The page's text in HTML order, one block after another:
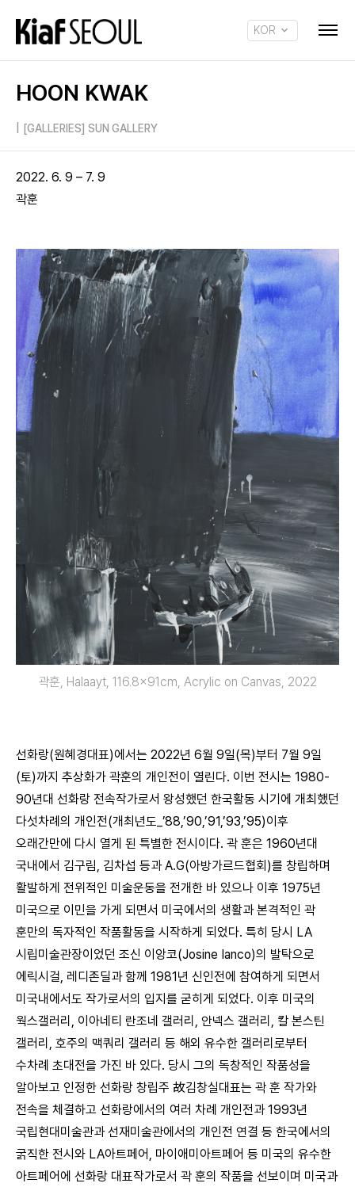
KOR
HOON KWAK
[GALLERIES] SUN GALLERY
2022. 6. 9 – 7. 9
곽훈
곽훈, Halaayt, 116.8x91cm, Acrylic on Canvas, 2022
선화랑(원혜경대표)에서는 2022년 6월 9일(목)부터 7월 9일
(토)까지 추상화가 곽훈의 개인전이 열린다. 이번 전시는 1980-
90년대 선화랑 전속작가로서 왕성했던 한국활동 시기에 개최했던
다섯차례의 개인전(개최년도_’88,’90,’91,’93,’95)이후
오래간만에 다시 열게 된 특별한 전시이다. 곽 훈은 1960년대
국내에서 김구림, 김차섭 등과 A.G(아방가르드협회)를 창립하며
활발하게 전위적인 미술운동을 전개한 바 있으나 이후 1975년
미국으로 이민을 가게 되면서 미국에서의 생활과 본격적인 곽
훈만의 독자적인 작품활동을 시작하게 되었다. 특히 당시 LA
시립미술관장이었던 조신 이앙코(Josine Ianco)의 발탁으로
에릭시걸, 레디존딜과 함께 1981년 신인전에 참여하게 되면서
미국내에서도 작가로서의 입지를 굳히게 되었다. 이후 미국의
웍스갤러리, 이아네티 란조네 갤러리, 안넥스 갤러리, 칼 본스틴
갤러리, 호주의 맥쿼리 갤러리 등 해외 유수한 갤러리로부터
수차례 초대전을 가진 바 있다. 당시 그의 독창적인 작품성을
알아보고 인정한 선화랑 창립주 故김창실대표는 곽 훈 작가와
전속을 체결하고 선화랑에서의 여러 차례 개인전과 1993년
국립현대미술관과 선재미술관에서의 개인전 연결 등 한국에서의
굵직한 전시와 LA아트페어, 마이애미아트페어 등 미국의 유수한
아트페어에 선화랑 대표작가로서 곽 훈의 작품을 선보이며 미국과